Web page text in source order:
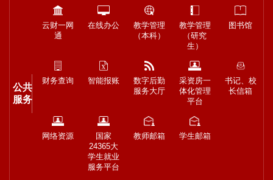
公共
服务
云财一网
通
在线办公
教学管理
（本科）
教学管理
（研究
生）
图书馆
财务查询 智能报账
数字后勤
服务大厅
采资房一
体化管理
平台
书记、校
长信箱
网络资源
国家
24365大
学生就业
服务平台
教师邮箱 学生邮箱